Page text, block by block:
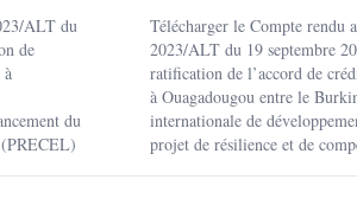
ALT du
de
du
Télécharger le Compte rendu
2023/ALT du 19 septembre
ratification de l’accord de
à Ouagadougou entre le
internationale de
projet de résilience et de